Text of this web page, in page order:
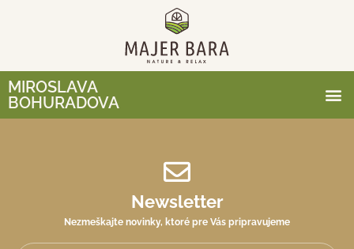
MIROSLAVA
BOHURADOVA
Newsletter
Nezmeškajte novinky, ktoré pre Vás pripravujeme